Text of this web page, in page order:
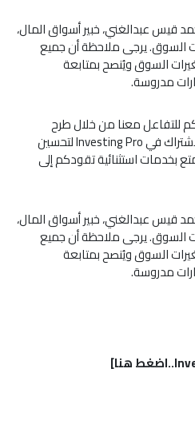
قيس عبدالغني، خبير أسواق المال،
السوق. يرجى ملاحظة أن جميع
السوق ويُنصح بمتابعة
مدروسة.
للتفاعل معنا من خلال طرح
استفساراتكم. لا تفوتوا فرصة الاشتراك في Investing Pro لتحسين
بخدمات استثنائية تقودكم إلى
قيس عبدالغني، خبير أسواق المال،
السوق. يرجى ملاحظة أن جميع
السوق ويُنصح بمتابعة
مدروسة.